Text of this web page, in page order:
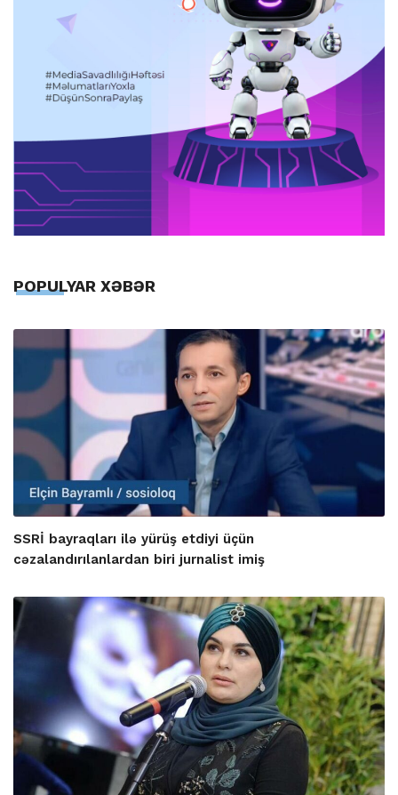
POPULYAR XƏBƏR
SSRİ bayraqları ilə yürüş etdiyi üçün
cəzalandırılanlardan biri jurnalist imiş